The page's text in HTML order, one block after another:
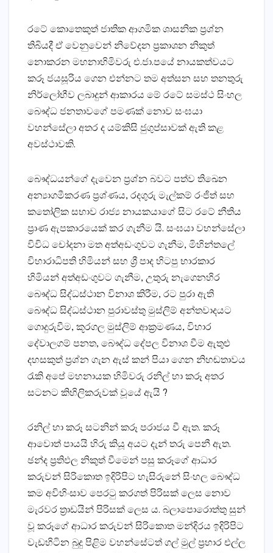
රටේ කොතෙකුත් ජාතික ආගමික ශාසනික ප්‍රශ්න
තිබියදී ඒ වෙනුවෙන් නිවේදන ප්‍රකාශන නිකුත්
නොකරන මහනාහිමිවරු එ.ජා.පයේ නායකත්වයට
කරූ ජයසූරිය ගෙන එන්නට තම අත්සන සහ තනතුරු
නිර්ලෝභීව ලබාදුන් ආකාරය මේ රටේ සමස්ථ සිංහල
බෞද්ධ ජනතාවගේ පමණක් නොව සංඝයා
වහන්සේලා අතර ද යම්කිසි ජුගුප්සාවක් ඇති කළ
අවස්ථාවකි.
බෞද්ධයන්ගේ දැවෙන ප්‍රශ්න බවට පත්ව තිඛෙන
අන්‍යාගමීකරණ ප්‍රශ්ණය, රදගුරු මැල්කම් රංජිත් සහ
කතෝලික සභාව රාජ්‍ය නායකයාගේ සිට රටේ නීතිය
ප්‍රාණ ඇපකාරයෙක් කර ගැනීම යි. සංඝයා වහන්සේලා
විවිධ චෝදනා මත අත්අඩංගුවට ගැනීම, මිහින්තලේ
විහාරාධිපති හිමියන් සහ ශ්‍රී පාද හිටපු භාරකාර
හිමියන් අත්අඩංගුවට ගැනීම, උතුරු නැගෙනහිර
බෞද්ධ සිද්ධස්ථාන විනාශ කිරීම, රට පුරා ඇති
බෞද්ධ සිද්ධස්ථාන පුරාවස්තු මුස්ලිම් අන්තවාදයට
ගොදුරුවීම, කූරගල මුස්ලිම් ආක්‍රමණය, විහාර
දේවාලගම් පනත, බෞද්ධ දේපල විනාශ වීම ඇතුළු
දහසකුත් ප්‍රශ්න ගැන ඇස් කන් පියා ගෙන නිහඬතාවය
රැකි අපේ මහනායක හිමිවරු රනිල් හා කරූ අතර
සටනට කිහිලිකරුවක් වූයේ ඇයි ?
රනිල් හා කරූ සටනින් කරූ පරාජය වී ඇත. කරූ
ආවොත් පායයි හිරු කියූ අයට දැන් තරු පෙනී ඇත.
ඡන්ද ප්‍රතිඵල නිකුත් වීමෙන් පසු කරූගේ ආධාර
කරුවන් සිරිකොත ඉදිරිපිට හැසිරුනේ සිංහල බෞද්ධ
කම අවිහිංසාව පෙරටු කරගත් පිරිසක් ලෙස නොව
මැරවර ත්‍රාඩයින් පිරිසක් ලෙස ය. බලාපොරොත්තු සුන්
වූ කරූගේ ආධාර කරුවන් සිරිකොත මන්දිරය ඉදිරිපිට
වැඩහිටින බුදු පිළිම වහන්සේටත් ගල් මුල් ප්‍රහාර එල්ල